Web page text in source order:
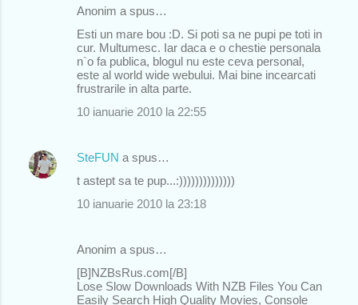
Anonim a spus…
Esti un mare bou :D. Si poti sa ne pupi pe toti in
cur. Multumesc. Iar daca e o chestie personala
n`o fa publica, blogul nu este ceva personal,
este al world wide webului. Mai bine incearcati
frustrarile in alta parte.
10 ianuarie 2010 la 22:55
SteFUN a spus…
t astept sa te pup...:))))))))))))))
10 ianuarie 2010 la 23:18
Anonim a spus…
[B]NZBsRus.com[/B]
Lose Slow Downloads With NZB Files You Can
Easily Search High Quality Movies, Console